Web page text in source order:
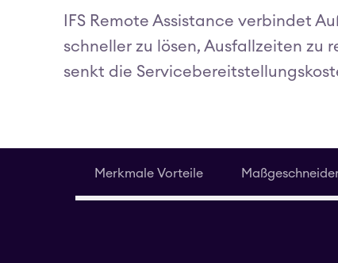
IFS Remote Assistance verbindet
schneller zu lösen, Ausfallzeiten zu
senkt die
Merkmale Vorteile